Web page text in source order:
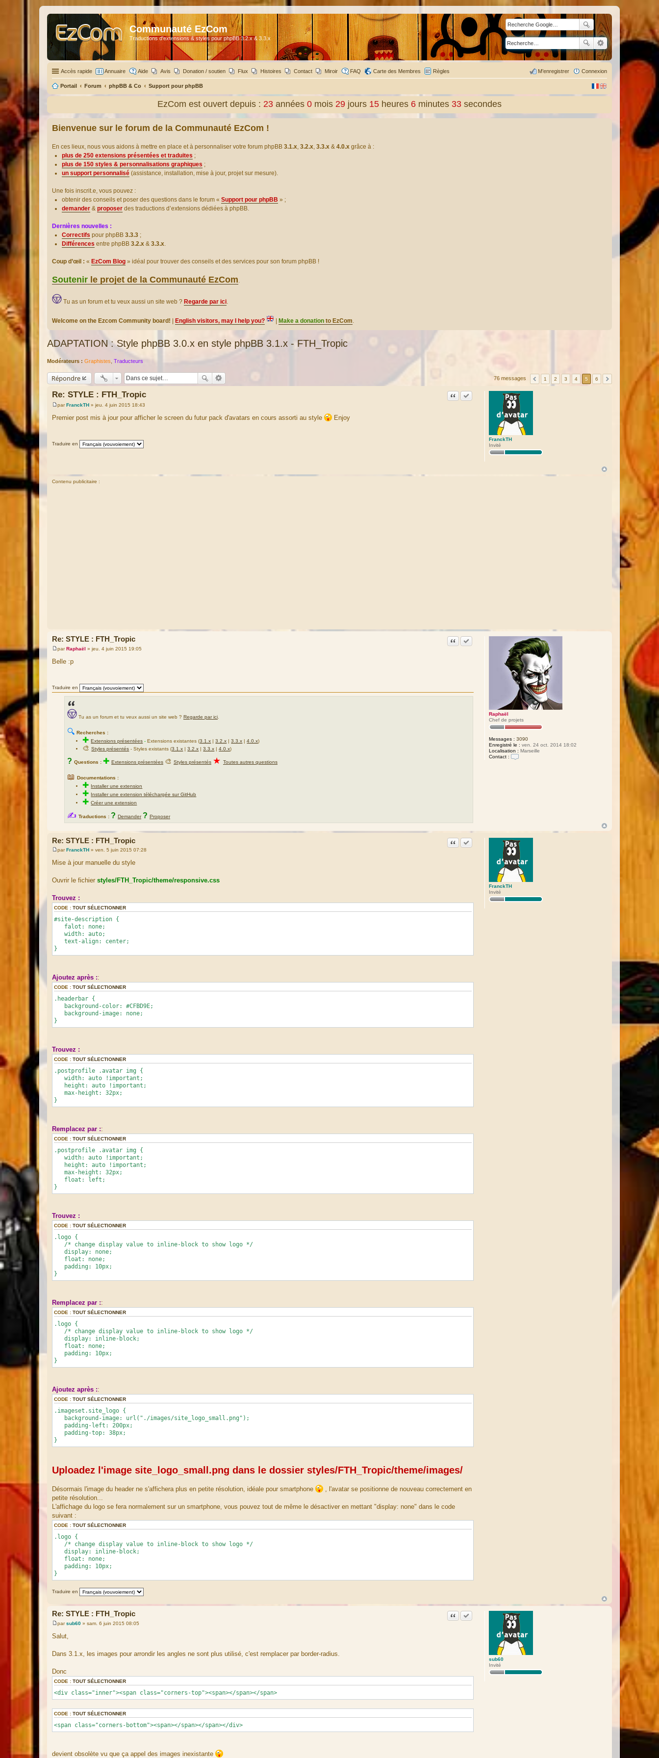
Communauté EzCom
Traductions d'extensions & styles pour phpBB 3.2.x & 3.3.x
Accès rapide Annuaire Aide Avis Donation / soutien Flux Histoires Contact Miroir FAQ Carte des Membres Règles Connexion
M’enregistrer
Portail Forum phpBB & Co Support pour phpBB
EzCom est ouvert depuis : 23 années 0 mois 29 jours 15 heures 6 minutes 34 secondes
Bienvenue sur le forum de la Communauté EzCom !
En ces lieux, nous vous aidons à mettre en place et à personnaliser votre forum phpBB 3.1.x, 3.2.x, 3.3.x & 4.0.x grâce à :
plus de 250 extensions présentées et traduites ;
plus de 150 styles & personnalisations graphiques ;
un support personnalisé (assistance, installation, mise à jour, projet sur mesure).
Une fois inscrit.e, vous pouvez :
obtenir des conseils et poser des questions dans le forum « Support pour phpBB » ;
demander & proposer des traductions d’extensions dédiées à phpBB.
Dernières nouvelles :
Correctifs pour phpBB 3.3.3 ;
Différences entre phpBB 3.2.x & 3.3.x.
Coup d’œil : « EzCom Blog » idéal pour trouver des conseils et des services pour son forum phpBB !
Soutenir le projet de la Communauté EzCom.
Tu as un forum et tu veux aussi un site web ? Regarde par ici.
Welcome on the Ezcom Community board! English visitors, may I help you? Make a donation to EzCom.
ADAPTATION : Style phpBB 3.0.x en style phpBB 3.1.x - FTH_Tropic
Modérateurs : Graphistes Traducteurs
Répondre 76 messages 1 2 3 4 5 6
FranckTH
Invité
Re: STYLE : FTH_Tropic CitationAccepter cette réponse
M
s
e
parFranckTH » jeu. 4 juin 2015 18:43
Premier post mis à jour pour afficher le screen du futur pack d'avatars en cours assorti au style Enjoy
Traduire en
Contenu publicitaire :
Raphaël
Chef de projets
Messages : 3090
Enregistré le : ven. 24 oct. 2014 18:02
Localisation : Marseille
Contact :
a
ë
l
Re: STYLE : FTH_Tropic CitationAccepter cette réponse
M
e
s
e
parRaphaël » jeu. 4 juin 2015 19:05
Belle :p
Traduire en
Tu as un forum et tu veux aussi un site web ? Regarde par ici
🔍 Recherches :
✚Extensions présentées -Extensions existantes (3.1.x |3.2.x |3.3.x |4.0.x)
🎨Styles présentés - Styles existants (3.1.x |3.2.x |3.3.x |4.0.x)
? Questions : ✚ Extensions présentées 🎨 Styles présentés ★ Toutes autres questions
📖 Documentations :
✚ Installer une extension
✚ Installer une extension téléchargée sur GitHub
✚Créer une extension
✍ Traductions : ? Demander ? Proposer
FranckTH
Invité
Re: STYLE : FTH_Tropic CitationAccepter cette réponse
M
e
s
a
g
parFranckTH » ven. 5 juin 2015 07:28
Mise à jour manuelle du style
Ouvrir le fichier styles/FTH_Tropic/theme/responsive.css
Trouvez :
CODE : TOUT SÉLECTIONNER
#site-description {
falot: none;
width: auto;
text-align: center;
}
Ajoutez après ::
CODE : TOUT SÉLECTIONNER
.headerbar {
background-color: #CFBD9E;
background-image: none;
}
Trouvez :
CODE : TOUT SÉLECTIONNER
.postprofile .avatar img {
width: auto !important;
height: auto !important;
max-height: 32px;
}
Remplacez par ::
CODE : TOUT SÉLECTIONNER
.postprofile .avatar img {
width: auto !important;
height: auto !important;
max-height: 32px;
float: left;
}
Trouvez :
CODE : TOUT SÉLECTIONNER
.logo {
/* change display value to inline-block to show logo */
display: none;
float: none;
padding: 10px;
}
Remplacez par ::
CODE : TOUT SÉLECTIONNER
.logo {
/* change display value to inline-block to show logo */
display: inline-block;
float: none;
padding: 10px;
}
Ajoutez après ::
CODE : TOUT SÉLECTIONNER
.imageset.site_logo {
background-image: url("./images/site_logo_small.png");
padding-left: 200px;
padding-top: 38px;
}
Uploadez l'image site_logo_small.png dans le dossier styles/FTH_Tropic/theme/images/
Désormais l'image du header ne s'affichera plus en petite résolution, idéale pour smartphone
, l'avatar se positionne de nouveau correctement en
petite résolution...
L'affichage du logo se fera normalement sur un smartphone, vous pouvez tout de même le désactiver en mettant "display: none" dans le code
suivant :
CODE : TOUT SÉLECTIONNER
.logo {
/* change display value to inline-block to show logo */
display: inline-block;
float: none;
padding: 10px;
}
Traduire en
sub60
Invité
Re: STYLE : FTH_Tropic CitationAccepter cette réponse
M
e
s
g
parsub60 » sam. 6 juin 2015 08:05
Salut,
Dans 3.1.x, les images pour arrondir les angles ne sont plus utilisé, c'est remplacer par border-radius.
Donc
CODE : TOUT SÉLECTIONNER
<div class="inner"><span class="corners-top"><span></span></span>
CODE : TOUT SÉLECTIONNER
<span class="corners-bottom"><span></span></span></div>
devient obsolète vu que ça appel des images inexistante